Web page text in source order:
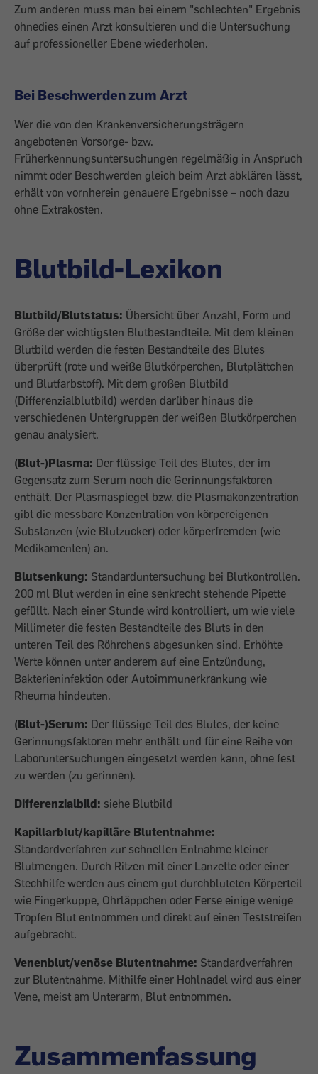
Zum anderen muss man bei einem "schlechten" Ergebnis
ohnedies einen Arzt konsultieren und die Untersuchung
auf professioneller Ebene wiederholen.
Bei Beschwerden zum Arzt
Wer die von den Krankenversicherungsträgern
angebotenen Vorsorge- bzw.
Früherkennungsuntersuchungen regelmäßig in Anspruch
nimmt oder Beschwerden gleich beim Arzt abklären lässt,
erhält von vornherein genauere Ergebnisse – noch dazu
ohne Extrakosten.
Blutbild-Lexikon
Blutbild/Blutstatus: Übersicht über Anzahl, Form und
Größe der wichtigsten Blutbestandteile. Mit dem kleinen
Blutbild werden die festen Bestandteile des Blutes
überprüft (rote und weiße Blutkörperchen, Blutplättchen
und Blutfarbstoff). Mit dem großen Blutbild
(Differenzialblutbild) werden darüber hinaus die
verschiedenen Untergruppen der weißen Blutkörperchen
genau analysiert.
(Blut-)Plasma: Der flüssige Teil des Blutes, der im
Gegensatz zum Serum noch die Gerinnungsfaktoren
enthält. Der Plasmaspiegel bzw. die Plasmakonzentration
gibt die messbare Konzentration von körpereigenen
Substanzen (wie Blutzucker) oder körperfremden (wie
Medikamenten) an.
Blutsenkung: Standarduntersuchung bei Blutkontrollen.
200 ml Blut werden in eine senkrecht stehende Pipette
gefüllt. Nach einer Stunde wird kontrolliert, um wie viele
Millimeter die festen Bestandteile des Bluts in den
unteren Teil des Röhrchens abgesunken sind. Erhöhte
Werte können unter anderem auf eine Entzündung,
Bakterieninfektion oder Autoimmunerkrankung wie
Rheuma hindeuten.
(Blut-)Serum: Der flüssige Teil des Blutes, der keine
Gerinnungsfaktoren mehr enthält und für eine Reihe von
Laboruntersuchungen eingesetzt werden kann, ohne fest
zu werden (zu gerinnen).
Differenzialbild: siehe Blutbild
Kapillarblut/kapilläre Blutentnahme:
Standardverfahren zur schnellen Entnahme kleiner
Blutmengen. Durch Ritzen mit einer Lanzette oder einer
Stechhilfe werden aus einem gut durchbluteten Körperteil
wie Fingerkuppe, Ohrläppchen oder Ferse einige wenige
Tropfen Blut entnommen und direkt auf einen Teststreifen
aufgebracht.
Venenblut/venöse Blutentnahme: Standardverfahren
zur Blutentnahme. Mithilfe einer Hohlnadel wird aus einer
Vene, meist am Unterarm, Blut entnommen.
Zusammenfassung